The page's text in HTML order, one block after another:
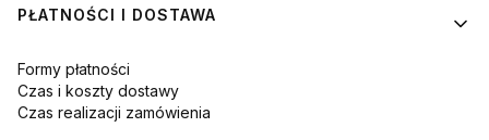
PŁATNOŚCI I DOSTAWA
Formy płatności
Czas i koszty dostawy
Czas realizacji zamówienia